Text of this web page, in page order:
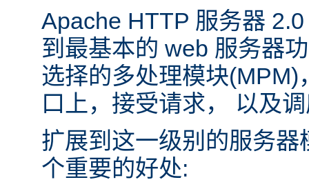
Apache HTTP 服务器
到最基本的 web 服务器
选择的多处理模块
口上，接受请求， 以及
扩展到这一级别的服务
个重要的好处: